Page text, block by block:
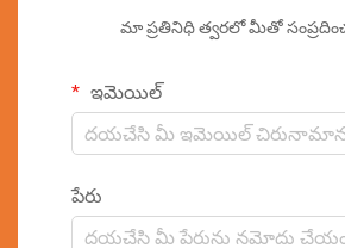
మా ప్రతినిధి త్వరలో మీతో
ఇమెయిల్
పేరు